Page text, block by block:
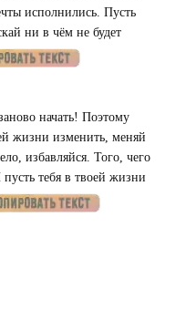
исполнились. Пусть
ни в чём не будет
начать! Поэтому
жизни изменить, меняй
избавляйся. Того, чего
пусть тебя в твоей жизни